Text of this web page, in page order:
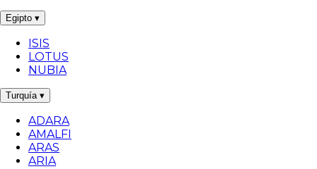
Egipto ▾
ISIS
LOTUS
NUBIA
Turquía ▾
ADARA
AMALFI
ARAS
ARIA